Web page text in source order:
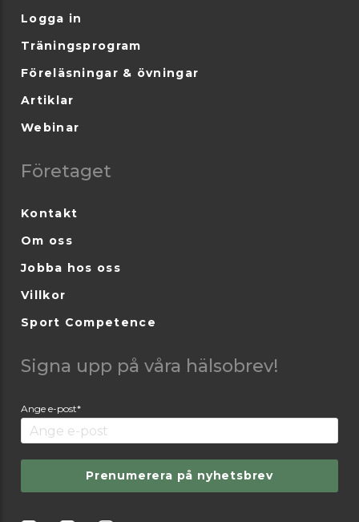
Logga in
Träningsprogram
Föreläsningar & övningar
Artiklar
Webinar
Företaget
Kontakt
Om oss
Jobba hos oss
Villkor
Sport Competence
Signa upp på våra hälsobrev!
Ange e-post*
Prenumerera på nyhetsbrev